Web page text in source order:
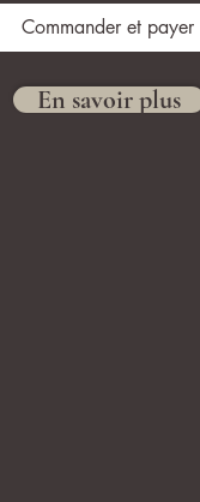
Commander et payer
En savoir plus